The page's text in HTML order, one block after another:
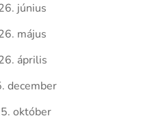
június
május
április
december
október